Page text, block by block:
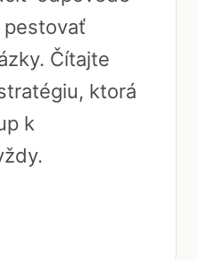
pestovať
Čítajte
ktorá
k